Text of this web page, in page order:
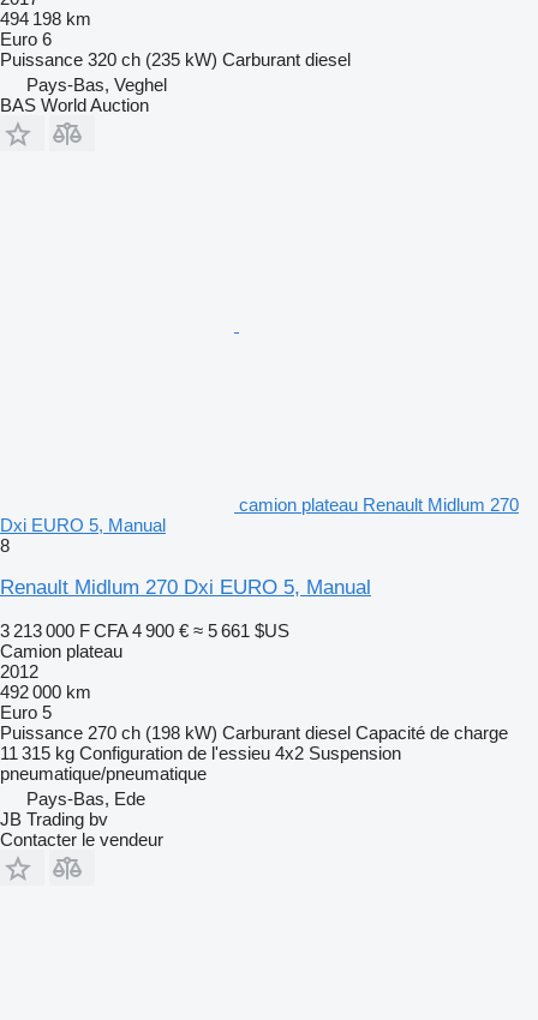
494 198 km
Euro 6
Puissance 320 ch (235 kW) Carburant diesel
Pays-Bas, Veghel
BAS World Auction
camion plateau Renault Midlum 270
Dxi EURO 5, Manual
8
Renault Midlum 270 Dxi EURO 5, Manual
3 213 000 F CFA 4 900 € ≈ 5 661 $US
Camion plateau
2012
492 000 km
Euro 5
Puissance 270 ch (198 kW) Carburant diesel Capacité de charge
11 315 kg Configuration de l'essieu 4x2 Suspension
pneumatique/pneumatique
Pays-Bas, Ede
JB Trading bv
Contacter le vendeur